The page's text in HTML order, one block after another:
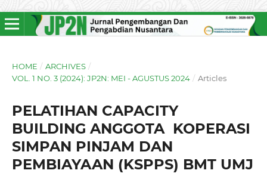
HOME / ARCHIVES /
VOL. 1 NO. 3 (2024): JP2N: MEI - AGUSTUS 2024 / Articles
PELATIHAN CAPACITY
BUILDING ANGGOTA KOPERASI
SIMPAN PINJAM DAN
PEMBIAYAAN (KSPPS) BMT UMJ